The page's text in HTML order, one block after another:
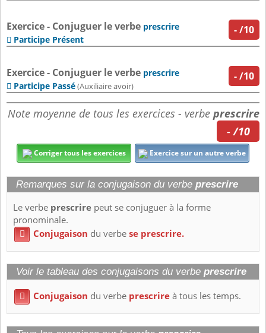
-/10
Exercice - Conjuguer le verbe prescrire
 Participe Présent
-/10
Exercice - Conjuguer le verbe prescrire
 Participe Passé(Auxiliaire avoir)
Note moyenne de tous les exercices - verbe prescrire
- /10
Corriger tous les exercices Exercice sur un autre verbe
Remarques sur la conjugaison du verbe prescrire
Le verbe prescrire peut se conjuguer à la forme
pronominale.
 Conjugaison du verbese prescrire.
Voir le tableau des conjugaisons du verbe prescrire
 Conjugaison du verbe prescrireà tous les temps.